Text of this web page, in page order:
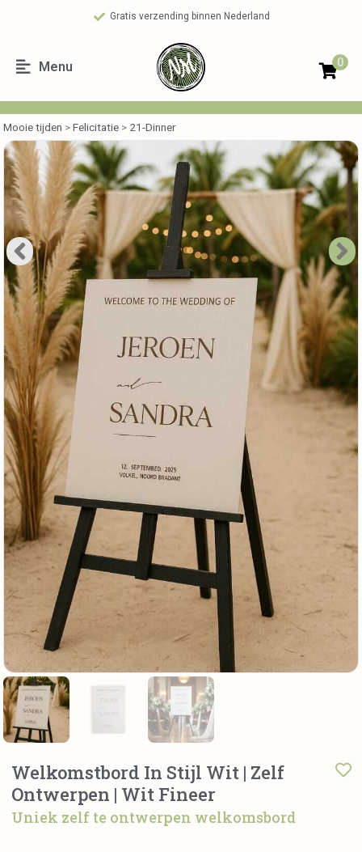
Gratis verzending binnen Nederland
Menu 0
Mooie tijden >Felicitatie > 21-Dinner
Welkomstbord In Stijl Wit | Zelf
Ontwerpen | Wit Fineer
Uniek zelf te ontwerpen welkomsbord